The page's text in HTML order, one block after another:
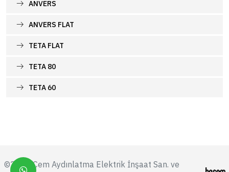
ANVERS
ANVERS FLAT
TETA FLAT
TETA 80
TETA 60
©2026 Cem Aydınlatma Elektrik İnşaat San. ve